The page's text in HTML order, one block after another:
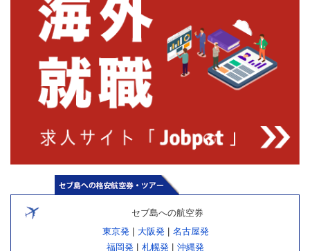
セブ島への航空券
東京発| 大阪発| 名古屋発
福岡発
札幌発
沖縄発